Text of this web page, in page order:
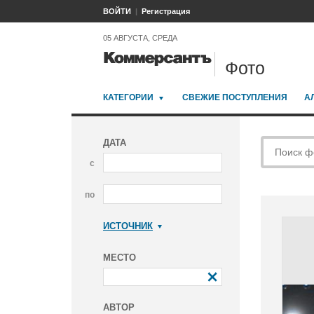
ВОЙТИ Регистрация
05 АВГУСТА, СРЕДА
Фото
КАТЕГОРИИ СВЕЖИЕ ПОСТУПЛЕНИЯ
ДАТА
с
по
ИСТОЧНИК
МЕСТО
АВТОР